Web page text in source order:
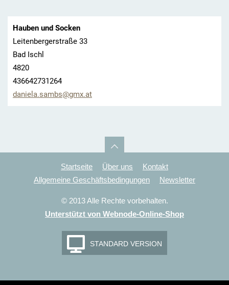
Hauben und Socken
Leitenbergerstraße 33
Bad Ischl
4820
436642731264
daniela.sambs@gmx.at
Startseite Über uns
Kontakt
Allgemeine Geschäftsbedingungen
Newsletter
© 2013 Alle Rechte vorbehalten.
Unterstützt von Webnode-Online-Shop
STANDARD VERSION